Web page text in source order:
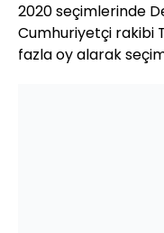
2020 seçimlerinde
Cumhuriyetçi rakibi
fazla oy alarak